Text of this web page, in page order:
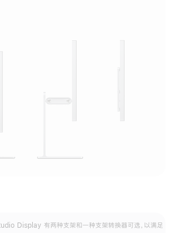
Display 有两种支架和一种支架转换器可选，以满足